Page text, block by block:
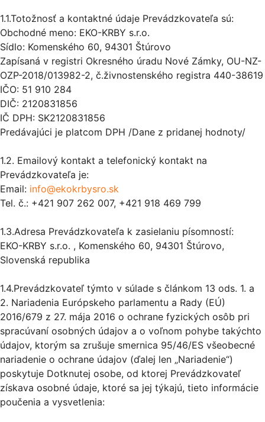
1.1.Totožnosť a kontaktné údaje Prevádzkovateľa sú:
Obchodné meno: EKO-KRBY s.r.o.
Sídlo: Komenského 60, 94301 Štúrovo
Zapísaná v registri Okresného úradu Nové Zámky, OU-NZ-
OZP-2018/013982-2, č.živnostenského registra 440-38619
IČO: 51 910 284
DIČ: 2120831856
IČ DPH: SK2120831856
Predávajúci je platcom DPH /Dane z pridanej hodnoty/
1.2. Emailový kontakt a telefonický kontakt na
Prevádzkovateľa je:
Email: info@ekokrbysro.sk
Tel. č.: +421 907 262 007, +421 918 469 799
1.3.Adresa Prevádzkovateľa k zasielaniu písomností:
EKO-KRBY s.r.o. , Komenského 60, 94301 Štúrovo,
Slovenská republika
1.4.Prevádzkovateľ týmto v súlade s článkom 13 ods. 1. a
2. Nariadenia Európskeho parlamentu a Rady (EÚ)
2016/679 z 27. mája 2016 o ochrane fyzických osôb pri
spracúvaní osobných údajov a o voľnom pohybe takýchto
údajov, ktorým sa zrušuje smernica 95/46/ES všeobecné
nariadenie o ochrane údajov (ďalej len „Nariadenie“)
poskytuje Dotknutej osobe, od ktorej Prevádzkovateľ
získava osobné údaje, ktoré sa jej týkajú, tieto informácie
poučenia a vysvetlenia: